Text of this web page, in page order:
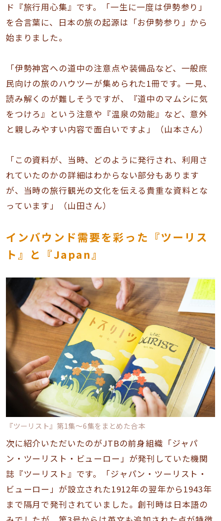
ド『旅行用心集』です。「一生に一度は伊勢参り」
を合言葉に、日本の旅の起源は「お伊勢参り」から
始まりました。
「伊勢神宮への道中の注意点や装備品など、一般庶
民向けの旅のハウツーが集められた1冊です。一見、
読み解くのが難しそうですが、『道中のマムシに気
をつけろ』という注意や『温泉の効能』など、意外
と親しみやすい内容で面白いですよ」（山本さん）
「この資料が、当時、どのように発行され、利用さ
れていたのかの詳細はわからない部分もあります
が、当時の旅行観光の文化を伝える貴重な資料とな
っています」（山田さん）
インバウンド需要を彩った『ツーリス
ト』と『Japan』
『ツーリスト』第1集〜6集をまとめた合本
次に紹介いただいたのがJTBの前身組織「ジャパ
ン・ツーリスト・ビューロー」が発刊していた機関
誌『ツーリスト』です。「ジャパン・ツーリスト・
ビューロー」が設立された1912年の翌年から1943年
まで隔月で発刊されていました。創刊時は日本語の